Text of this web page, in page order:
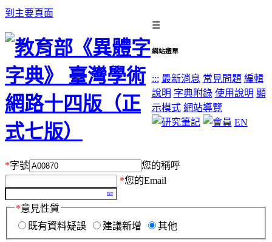
到主要頁面
☰
網站選單
::: 最新消息 常見問題 編輯
說明 字典附錄 使用說明 顯
示模式 網站導覽
EN
*字號
您的稱呼
*您的Email
*意見性質
既有資料疑誤
建議新增 其他